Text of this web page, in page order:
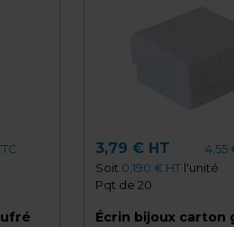
3,79 € HT
4,55
Soit 0,190 € HTl'unité
Pqt de 20
Écrin bijoux carton